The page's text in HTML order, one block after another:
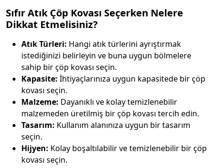
Sıfır Atık Çöp Kovası Seçerken Nelere
Dikkat Etmelisiniz?
Atık Türleri: Hangi atık türlerini ayrıştırmak
istediğinizi belirleyin ve buna uygun bölmelere
sahip bir çöp kovası seçin.
Kapasite: İhtiyaçlarınıza uygun kapasitede bir çöp
kovası seçin.
Malzeme: Dayanıklı ve kolay temizlenebilir
malzemeden üretilmiş bir çöp kovası tercih edin.
Tasarım: Kullanım alanınıza uygun bir tasarım
seçin.
Hijyen: Kolay boşaltılabilir ve temizlenebilir bir çöp
kovası seçin.